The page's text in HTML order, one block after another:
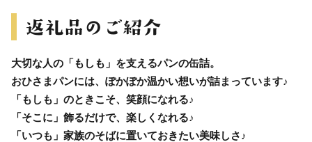
大切な人の「もしも」を支えるパンの缶詰。
おひさまパンには、ぽかぽか温かい想いが詰まっています♪
「もしも」のときこそ、笑顔になれる♪
「そこに」飾るだけで、楽しくなれる♪
「いつも」家族のそばに置いておきたい美味しさ♪